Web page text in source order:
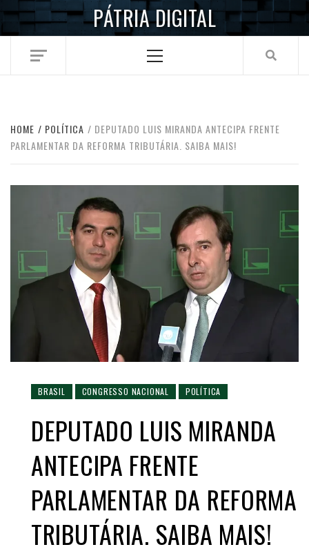
Skip
PÁTRIA DIGITAL
Menu
HOME POLÍTICA
DEPUTADO LUIS MIRANDA ANTECIPA FRENTE
PARLAMENTAR DA REFORMA TRIBUTÁRIA. SAIBA MAIS!
BRASIL CONGRESSO NACIONAL POLÍTICA
DEPUTADO LUIS MIRANDA
ANTECIPA FRENTE
PARLAMENTAR DA REFORMA
TRIBUTÁRIA. SAIBA MAIS!